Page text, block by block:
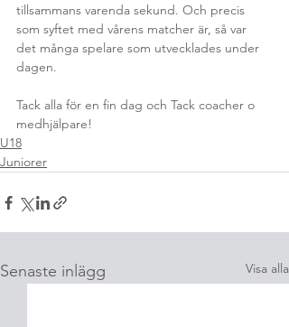
tillsammans varenda sekund. Och precis
som syftet med vårens matcher är, så var
det många spelare som utvecklades under
dagen.
Tack alla för en fin dag och Tack coacher o
medhjälpare!
U18
Juniorer
Senaste inlägg Visa alla